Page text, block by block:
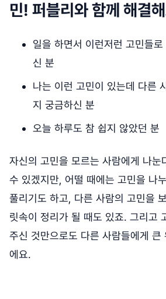
민! 퍼블리와 함께 해결
일을 하면서 이런저런 고민들
신 분
나는 이런 고민이 있는데 다른
지 궁금하신 분
오늘 하루도 참 쉽지 않았던 분
자신의 고민을 모르는 사람에게 나눈
수 있겠지만, 어떨 때에는 고민을 나
풀리기도 하고, 다른 사람의 고민을
릿속이 정리가 될 때도 있죠. 그리고
주신 것만으로도 다른 사람들에게 큰
에요.